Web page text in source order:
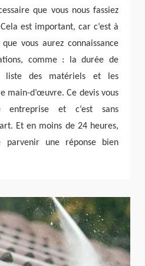
que vous nous fassiez
est important, car c’est à
vous aurez connaissance
comme : la durée de
liste des matériels et les
main-d’œuvre. Ce devis vous
et c’est sans
Et en moins de 24 heures,
parvenir une réponse bien